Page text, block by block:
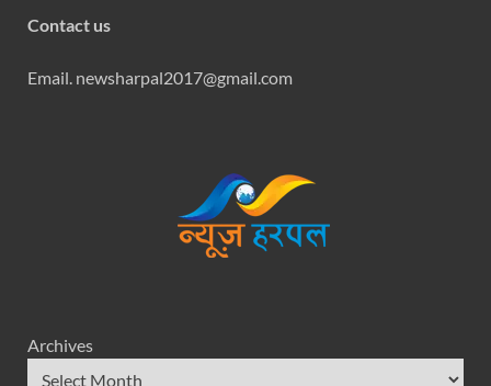
Contact us
Email. newsharpal2017@gmail.com
Archives